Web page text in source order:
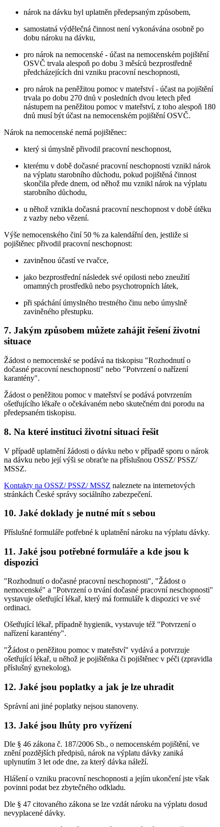
nárok na dávku byl uplatněn předepsaným způsobem,
samostatná výdělečná činnost není vykonávána osobně po
dobu nároku na dávku,
pro nárok na nemocenské - účast na nemocenském pojištění
OSVČ trvala alespoň po dobu 3 měsíců bezprostředně
předcházejících dni vzniku pracovní neschopnosti,
pro nárok na peněžitou pomoc v mateřství - účast na pojištění
trvala po dobu 270 dnů v posledních dvou letech před
nástupem na peněžitou pomoc v mateřství, z toho alespoň 180
dnů musí být účast na nemocenském pojištění OSVČ.
Nárok na nemocenské nemá pojištěnec:
který si úmyslně přivodil pracovní neschopnost,
kterému v době dočasné pracovní neschopnosti vznikl nárok
na výplatu starobního důchodu, pokud pojištěná činnost
skončila přede dnem, od něhož mu vznikl nárok na výplatu
starobního důchodu,
u něhož vznikla dočasná pracovní neschopnost v době útěku
z vazby nebo vězení.
Výše nemocenského činí 50 % za kalendářní den, jestliže si
pojištěnec přivodil pracovní neschopnost:
zaviněnou účastí ve rvačce,
jako bezprostřední následek své opilosti nebo zneužití
omamných prostředků nebo psychotropních látek,
při spáchání úmyslného trestného činu nebo úmyslně
zaviněného přestupku.
7. Jakým způsobem můžete zahájit řešení životní
situace
Žádost o nemocenské se podává na tiskopisu "Rozhodnutí o
dočasné pracovní neschopnosti" nebo "Potvrzení o nařízení
karantény".
Žádost o peněžitou pomoc v mateřství se podává potvrzením
ošetřujícího lékaře o očekávaném nebo skutečném dni porodu na
předepsaném tiskopisu.
8. Na které instituci životní situaci řešit
V případě uplatnění žádosti o dávku nebo v případě sporu o nárok
na dávku nebo její výši se obraťte na příslušnou OSSZ/ PSSZ/
MSSZ.
Kontakty na OSSZ/ PSSZ/ MSSZ naleznete na internetových
stránkách České správy sociálního zabezpečení.
10. Jaké doklady je nutné mít s sebou
Příslušné formuláře potřebné k uplatnění nároku na výplatu dávky.
11. Jaké jsou potřebné formuláře a kde jsou k
dispozici
"Rozhodnutí o dočasné pracovní neschopnosti", "Žádost o
nemocenské" a "Potvrzení o trvání dočasné pracovní neschopnosti"
vystavuje ošetřující lékař, který má formuláře k dispozici ve své
ordinaci.
Ošetřující lékař, případně hygienik, vystavuje též "Potvrzení o
nařízení karantény".
"Žádost o peněžitou pomoc v mateřství" vydává a potvrzuje
ošetřující lékař, u něhož je pojištěnka či pojištěnec v péči (zpravidla
příslušný gynekolog).
12. Jaké jsou poplatky a jak je lze uhradit
Správní ani jiné poplatky nejsou stanoveny.
13. Jaké jsou lhůty pro vyřízení
Dle § 46 zákona č. 187/2006 Sb., o nemocenském pojištění, ve
znění pozdějších předpisů, nárok na výplatu dávky zaniká
uplynutím 3 let ode dne, za který dávka náleží.
Hlášení o vzniku pracovní neschopnosti a jejím ukončení jste však
povinni podat bez zbytečného odkladu.
Dle § 47 citovaného zákona se lze vzdát nároku na výplatu dosud
nevyplacené dávky.